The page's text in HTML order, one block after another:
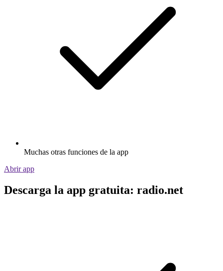
Muchas otras funciones de la app
Abrir app
Descarga la app gratuita: radio.net